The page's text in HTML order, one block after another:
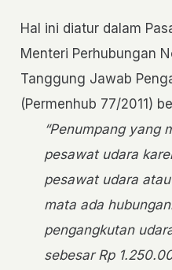
Hal ini diatur dalam
Menteri Perhubungan
Tanggung Jawab
(Permenhub 77/2011)
“Penumpang yang
pesawat udara
pesawat udara
mata ada
pengangkutan
sebesar Rp